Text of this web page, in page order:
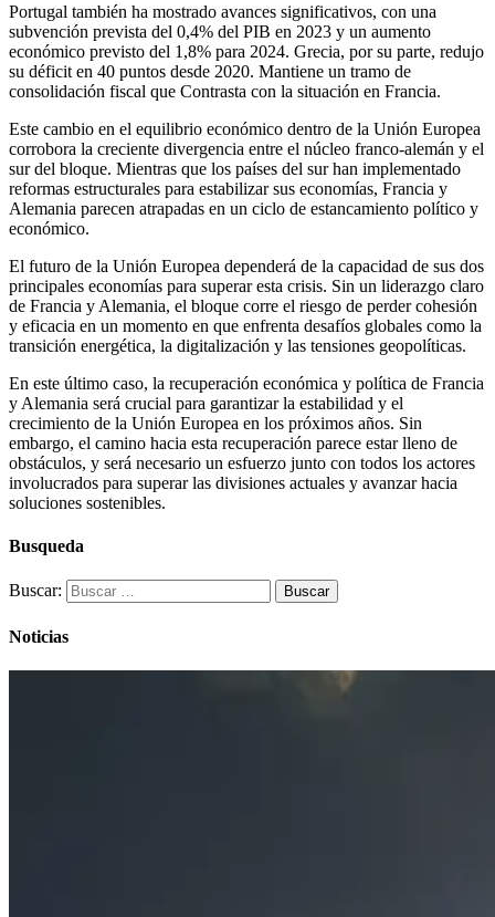
Portugal también ha mostrado avances significativos, con una
subvención prevista del 0,4% del PIB en 2023 y un aumento
económico previsto del 1,8% para 2024. Grecia, por su parte, redujo
su déficit en 40 puntos desde 2020. Mantiene un tramo de
consolidación fiscal que Contrasta con la situación en Francia.
Este cambio en el equilibrio económico dentro de la Unión Europea
corrobora la creciente divergencia entre el núcleo franco-alemán y el
sur del bloque. Mientras que los países del sur han implementado
reformas estructurales para estabilizar sus economías, Francia y
Alemania parecen atrapadas en un ciclo de estancamiento político y
económico.
El futuro de la Unión Europea dependerá de la capacidad de sus dos
principales economías para superar esta crisis. Sin un liderazgo claro
de Francia y Alemania, el bloque corre el riesgo de perder cohesión
y eficacia en un momento en que enfrenta desafíos globales como la
transición energética, la digitalización y las tensiones geopolíticas.
En este último caso, la recuperación económica y política de Francia
y Alemania será crucial para garantizar la estabilidad y el
crecimiento de la Unión Europea en los próximos años. Sin
embargo, el camino hacia esta recuperación parece estar lleno de
obstáculos, y será necesario un esfuerzo junto con todos los actores
involucrados para superar las divisiones actuales y avanzar hacia
soluciones sostenibles.
Busqueda
Buscar:
Noticias